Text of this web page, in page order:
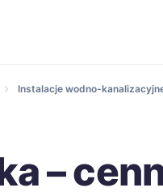
Instalacje wodno-
–